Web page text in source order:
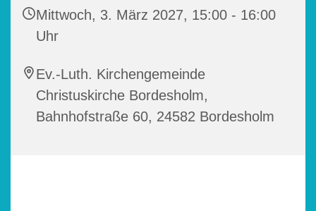
Mittwoch, 3. März 2027, 15:00 - 16:00
Uhr
Ev.-Luth. Kirchengemeinde
Christuskirche Bordesholm,
Bahnhofstraße 60, 24582 Bordesholm